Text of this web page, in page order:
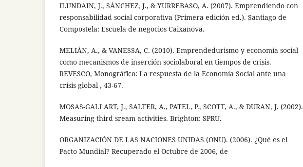
ILUNDAIN, J., SÁNCHEZ, J., & YURREBASO, A. (2007). Emprendiendo con
responsabilidad social corporativa (Primera edición ed.). Santiago de
Compostela: Escuela de negocios Caixanova.
MELIÁN, A., & VANESSA, C. (2010). Emprendedurismo y economía social
como mecanismos de inserción sociolaboral en tiempos de crisis.
REVESCO, Monográfico: La respuesta de la Economía Social ante una
crisis global , 43-67.
MOSAS-GALLART, J., SALTER, A., PATEL, P., SCOTT, A., & DURAN, J. (2002).
Measuring third sream activities. Brighton: SPRU.
ORGANIZACIÓN DE LAS NACIONES UNIDAS (ONU). (2006). ¿Qué es el
Pacto Mundial? Recuperado el Octubre de 2006, de